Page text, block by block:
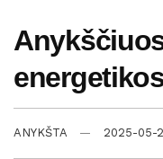
ANYKŠTA 2025-05-